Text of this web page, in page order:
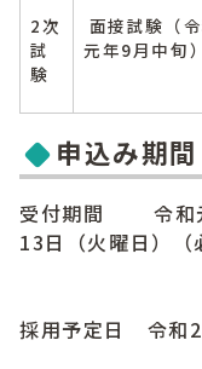
2次
試
験
面接試験（
元年9月中旬）
申込み期
受付期間
令
13日（火曜日）（
採用予定日 令和2